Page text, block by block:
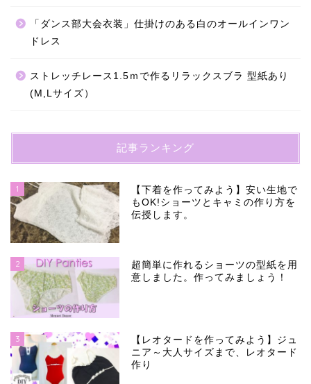
「ダンス部大会衣装」仕掛けのある白のオールインワン
ドレス
ストレッチレース1.5ｍで作るリラックスブラ 型紙あり
(M,Lサイズ）
記事ランキング
1
【下着を作ってみよう】安い生地で
もOK!ショーツとキャミの作り方を
伝授します。
2
超簡単に作れるショーツの型紙を用
意しました。作ってみましょう！
3
【レオタードを作ってみよう】ジュ
ニア～大人サイズまで、レオタード
作り